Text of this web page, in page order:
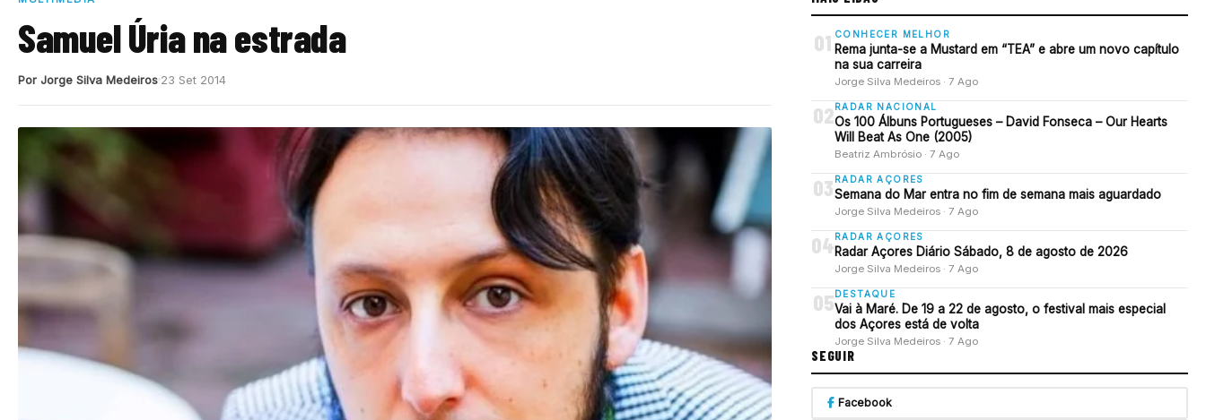
Samuel Úria na estrada
Por Jorge Silva Medeiros 23 Set 2014
01 CONHECER MELHOR
Rema junta-se a Mustard em “TEA” e abre um novo capítulo
na sua carreira
Jorge Silva Medeiros · 7 Ago
02 RADAR NACIONAL
Os 100 Álbuns Portugueses – David Fonseca – Our Hearts
Will Beat As One (2005)
Beatriz Ambrósio · 7 Ago
03 RADAR AÇORES
Semana do Mar entra no fim de semana mais aguardado
Jorge Silva Medeiros · 7 Ago
04RADAR AÇORES
Radar Açores Diário Sábado, 8 de agosto de 2026
Jorge Silva Medeiros · 7 Ago
05 DESTAQUE
Vai à Maré. De 19 a 22 de agosto, o festival mais especial
dos Açores está de volta
Jorge Silva Medeiros · 7 Ago
SEGUIR
Facebook